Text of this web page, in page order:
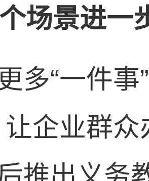
场景进一
多“一件
让企业群